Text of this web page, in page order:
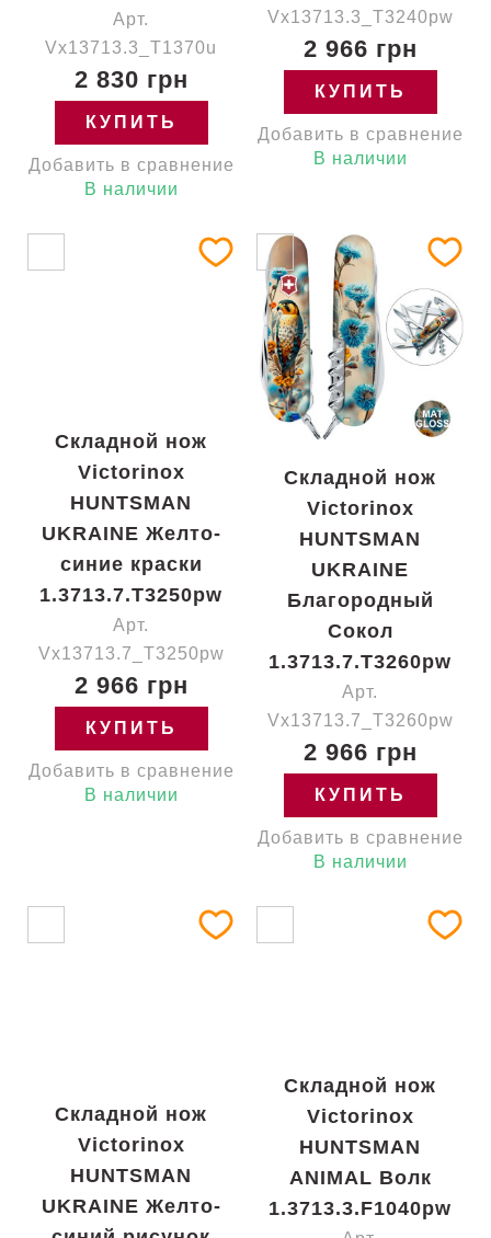
Арт.
Vx13713.3_T1370u
2 830 грн
КУПИТЬ
Добавить в сравнение
В наличии
Vx13713.3_T3240pw
2 966 грн
КУПИТЬ
Добавить в сравнение
В наличии
Складной нож
Victorinox
HUNTSMAN
UKRAINE Желто-
синие краски
1.3713.7.T3250pw
Арт.
Vx13713.7_T3250pw
2 966 грн
КУПИТЬ
Добавить в сравнение
В наличии
Складной нож
Victorinox
HUNTSMAN
UKRAINE
Благородный
Сокол
1.3713.7.T3260pw
Арт.
Vx13713.7_T3260pw
2 966 грн
КУПИТЬ
Добавить в сравнение
В наличии
Складной нож
Victorinox
HUNTSMAN
UKRAINE Желто-
Складной нож
Victorinox
HUNTSMAN
ANIMAL Волк
1.3713.3.F1040pw